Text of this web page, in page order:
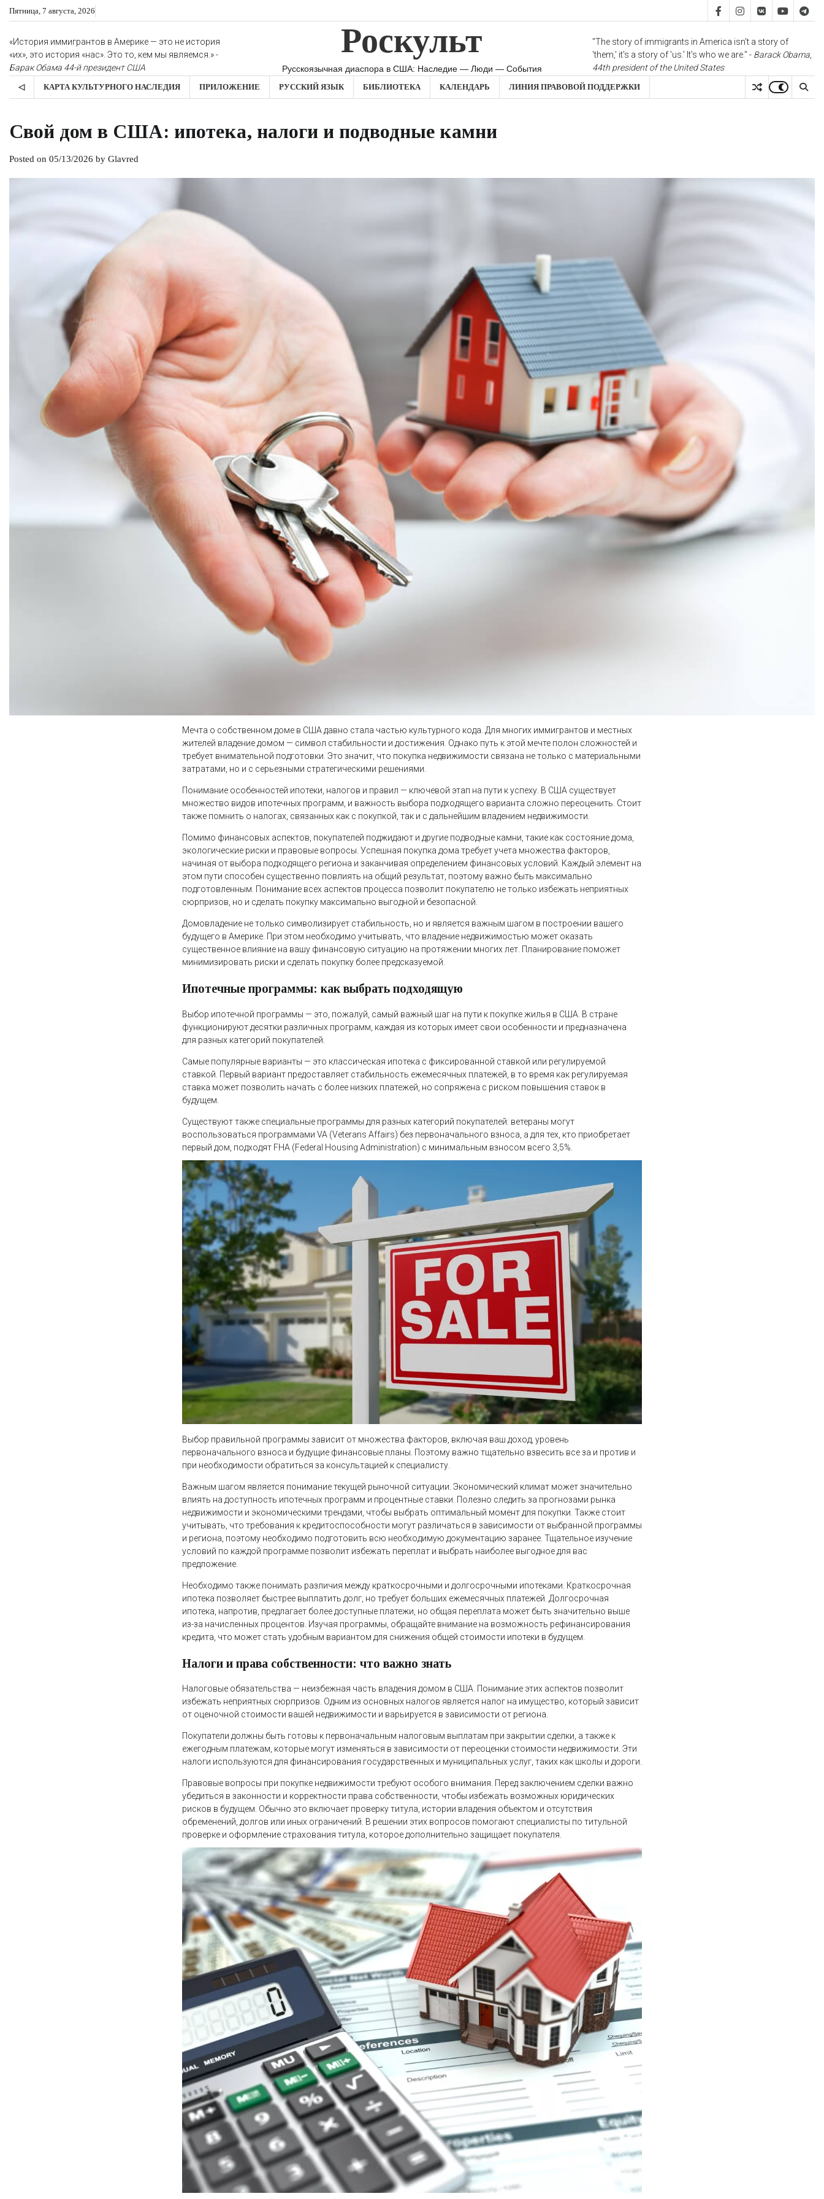
SkipПятница, 7 августа, 2026
FB IS vk YT TG
«История иммигрантов в Америке — это не история
«их», это история «нас». Это то, кем мы являемся.» -
Барак Обама 44-й президент США
Роскульт
Русскоязычная диаспора в США: Наследие — Люди — События
"The story of immigrants in America isn't a story of
'them,' it's a story of 'us.' It's who we are." - Barack Obama
44th president of the United States
◁ КАРТА КУЛЬТУРНОГО НАСЛЕДИЯ ПРИЛОЖЕНИЕ РУССКИЙ ЯЗЫК БИБЛИОТЕКА КАЛЕНДАРЬ ЛИНИЯ ПРАВОВОЙ ПОДДЕРЖКИ
Свой дом в США: ипотека, налоги и подводные камни
Posted on 05/13/2026 by Glavred
Мечта о собственном доме в США давно стала частью культурного кода. Для многих иммигрантов и местных
жителей владение домом — символ стабильности и достижения. Однако путь к этой мечте полон сложностей и
требует внимательной подготовки. Это значит, что покупка недвижимости связана не только с материальными
затратами, но и с серьезными стратегическими решениями.
Понимание особенностей ипотеки, налогов и правил — ключевой этап на пути к успеху. В США существует
множество видов ипотечных программ, и важность выбора подходящего варианта сложно переоценить. Стоит
также помнить о налогах, связанных как с покупкой, так и с дальнейшим владением недвижимости.
Помимо финансовых аспектов, покупателей поджидают и другие подводные камни, такие как состояние дома,
экологические риски и правовые вопросы. Успешная покупка дома требует учета множества факторов,
начиная от выбора подходящего региона и заканчивая определением финансовых условий. Каждый элемент на
этом пути способен существенно повлиять на общий результат, поэтому важно быть максимально
подготовленным. Понимание всех аспектов процесса позволит покупателю не только избежать неприятных
сюрпризов, но и сделать покупку максимально выгодной и безопасной.
Домовладение не только символизирует стабильность, но и является важным шагом в построении вашего
будущего в Америке. При этом необходимо учитывать, что владение недвижимостью может оказать
существенное влияние на вашу финансовую ситуацию на протяжении многих лет. Планирование поможет
минимизировать риски и сделать покупку более предсказуемой.
Ипотечные программы: как выбрать подходящую
Выбор ипотечной программы — это, пожалуй, самый важный шаг на пути к покупке жилья в США. В стране
функционируют десятки различных программ, каждая из которых имеет свои особенности и предназначена
для разных категорий покупателей.
Самые популярные варианты — это классическая ипотека с фиксированной ставкой или регулируемой
ставкой. Первый вариант предоставляет стабильность ежемесячных платежей, в то время как регулируемая
ставка может позволить начать с более низких платежей, но сопряжена с риском повышения ставок в
будущем.
Существуют также специальные программы для разных категорий покупателей: ветераны могут
воспользоваться программами VA (Veterans Affairs) без первоначального взноса, а для тех, кто приобретает
первый дом, подходят FHA (Federal Housing Administration) с минимальным взносом всего 3,5%.
Выбор правильной программы зависит от множества факторов, включая ваш доход, уровень
первоначального взноса и будущие финансовые планы. Поэтому важно тщательно взвесить все за и против и
при необходимости обратиться за консультацией к специалисту.
Важным шагом является понимание текущей рыночной ситуации. Экономический климат может значительно
влиять на доступность ипотечных программ и процентные ставки. Полезно следить за прогнозами рынка
недвижимости и экономическими трендами, чтобы выбрать оптимальный момент для покупки. Также стоит
учитывать, что требования к кредитоспособности могут различаться в зависимости от выбранной программы
и региона, поэтому необходимо подготовить всю необходимую документацию заранее. Тщательное изучение
условий по каждой программе позволит избежать переплат и выбрать наиболее выгодное для вас
предложение.
Необходимо также понимать различия между краткосрочными и долгосрочными ипотеками. Краткосрочная
ипотека позволяет быстрее выплатить долг, но требует больших ежемесячных платежей. Долгосрочная
ипотека, напротив, предлагает более доступные платежи, но общая переплата может быть значительно выше
из-за начисленных процентов. Изучая программы, обращайте внимание на возможность рефинансирования
кредита, что может стать удобным вариантом для снижения общей стоимости ипотеки в будущем.
Налоги и права собственности: что важно знать
Налоговые обязательства — неизбежная часть владения домом в США. Понимание этих аспектов позволит
избежать неприятных сюрпризов. Одним из основных налогов является налог на имущество, который зависит
от оценочной стоимости вашей недвижимости и варьируется в зависимости от региона.
Покупатели должны быть готовы к первоначальным налоговым выплатам при закрытии сделки, а также к
ежегодным платежам, которые могут изменяться в зависимости от переоценки стоимости недвижимости. Эти
налоги используются для финансирования государственных и муниципальных услуг, таких как школы и дороги.
Правовые вопросы при покупке недвижимости требуют особого внимания. Перед заключением сделки важно
убедиться в законности и корректности права собственности, чтобы избежать возможных юридических
рисков в будущем. Обычно это включает проверку титула, истории владения объектом и отсутствия
обременений, долгов или иных ограничений. В решении этих вопросов помогают специалисты по титульной
проверке и оформление страхования титула, которое дополнительно защищает покупателя.